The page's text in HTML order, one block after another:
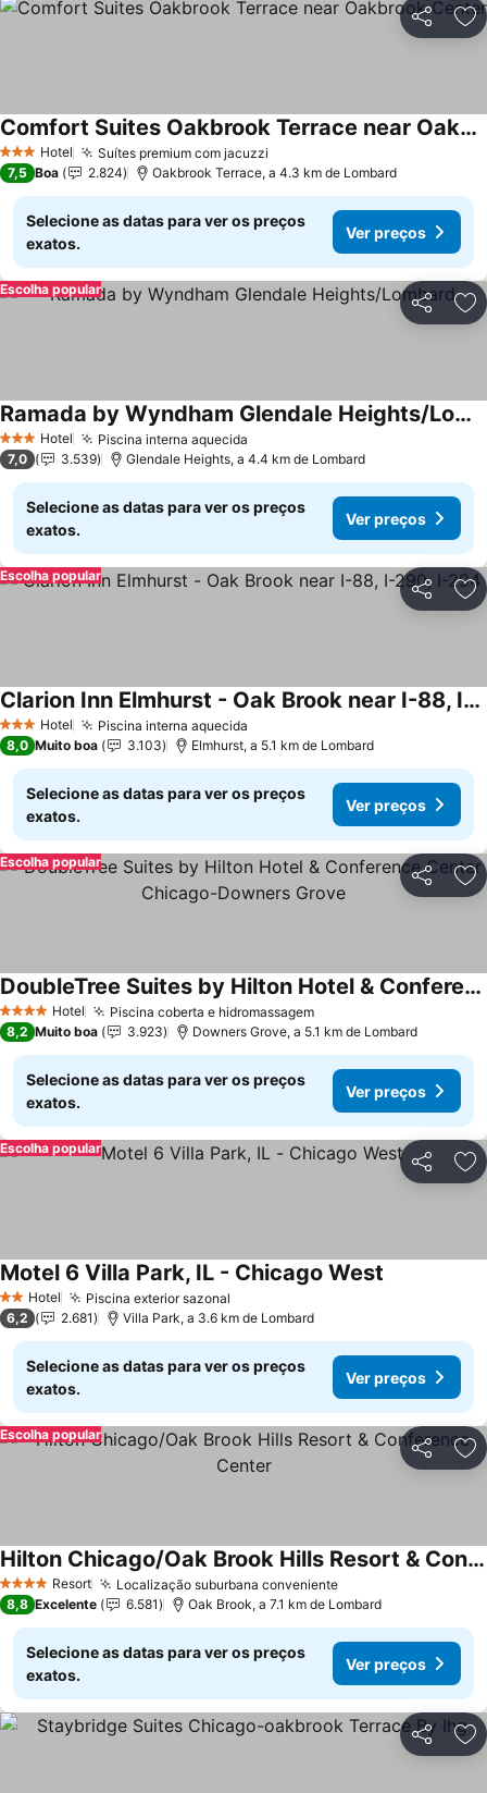
Partilhar
3 EstrelasHotel Suítes premium com jacuzzi
Comfort Suites Oakbrook Terrace near Oakbrook Center
7,5 Boa 2.824 Oakbrook Terrace, a 4.3 km de Lombard
Selecione as datas para ver os preços
exatos.
Ver preços
Partilhar
Escolha popular
3 EstrelasHotel Piscina interna aquecida
Ramada by Wyndham Glendale Heights/Lombard
7,0 3.539 Glendale Heights, a 4.4 km de Lombard
Selecione as datas para ver os preços
exatos.
Ver preços
Partilhar
Escolha popular
3 EstrelasHotel Piscina interna aquecida
Clarion Inn Elmhurst - Oak Brook near I-88, I-290, I-294
8,0 Muito boa 3.103 Elmhurst, a 5.1 km de Lombard
Selecione as datas para ver os preços
exatos.
Ver preços
Partilhar
Escolha popular
4 EstrelasHotel Piscina coberta e hidromassagem
DoubleTree Suites by Hilton Hotel & Conference Center Chicago-Downers Grove
8,2 Muito boa 3.923 Downers Grove, a 5.1 km de Lombard
Selecione as datas para ver os preços
exatos.
Ver preços
Partilhar
Escolha popular
2 Estrelas
Hotel Piscina exterior sazonal
Motel 6 Villa Park, IL - Chicago West
6,2 2.681 Villa Park, a 3.6 km de Lombard
Selecione as datas para ver os preços
exatos.
Ver preços
Partilhar
Escolha popular
4 EstrelasResort Localização suburbana conveniente
Hilton Chicago/Oak Brook Hills Resort & Conference Center
8,8 Excelente 6.581 Oak Brook, a 7.1 km de Lombard
Selecione as datas para ver os preços
exatos.
Ver preços
Partilhar